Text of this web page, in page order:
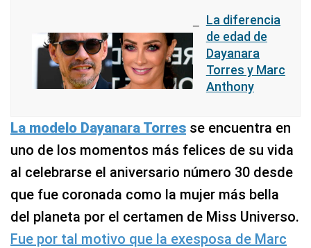
La diferencia
de edad de
Dayanara
Torres y Marc
Anthony
La modelo Dayanara Torres se encuentra en
uno de los momentos más felices de su vida
al celebrarse el aniversario número 30 desde
que fue coronada como la mujer más bella
del planeta por el certamen de Miss Universo.
Fue por tal motivo que la exesposa de Marc